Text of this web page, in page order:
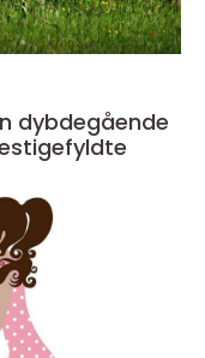
dybdegående